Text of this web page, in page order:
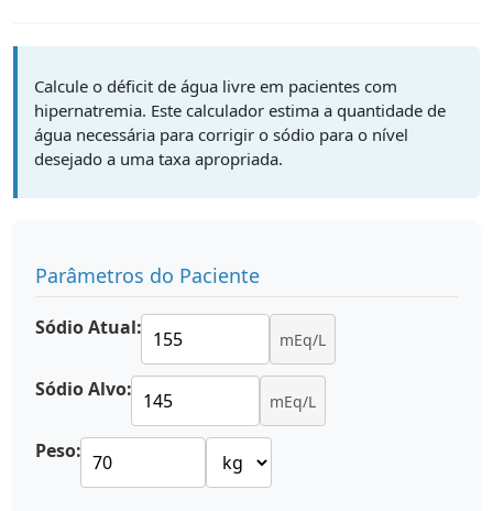
Calcule o déficit de água livre em pacientes com
hipernatremia. Este calculador estima a quantidade de
água necessária para corrigir o sódio para o nível
desejado a uma taxa apropriada.
Parâmetros do Paciente
Sódio Atual: mEq/L
Sódio Alvo: mEq/L
Peso: